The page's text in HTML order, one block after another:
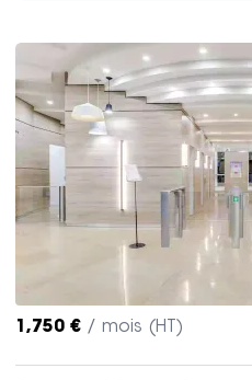
1,750 € / mois (HT)